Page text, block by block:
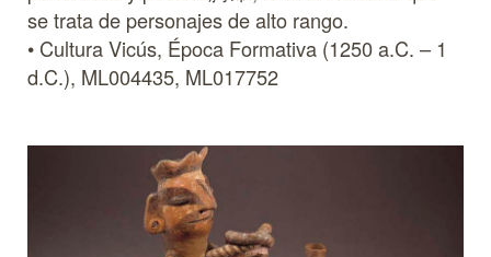
se trata de personajes de alto rango.
• Cultura Vicús, Época Formativa (1250 a.C. – 1
d.C.), ML004435, ML017752